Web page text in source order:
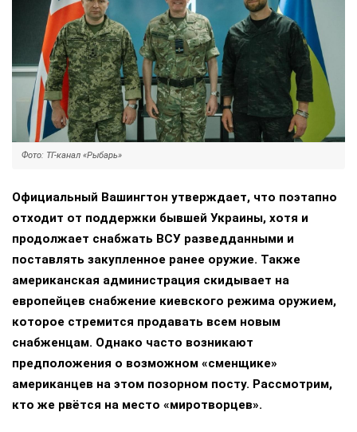
Фото: ТГ-канал «Рыбарь»
Официальный Вашингтон утверждает, что поэтапно
отходит от поддержки бывшей Украины, хотя и
продолжает снабжать ВСУ разведданными и
поставлять закупленное ранее оружие. Также
американская администрация скидывает на
европейцев снабжение киевского режима оружием,
которое стремится продавать всем новым
снабженцам. Однако часто возникают
предположения о возможном «сменщике»
американцев на этом позорном посту. Рассмотрим,
кто же рвётся на место «миротворцев».